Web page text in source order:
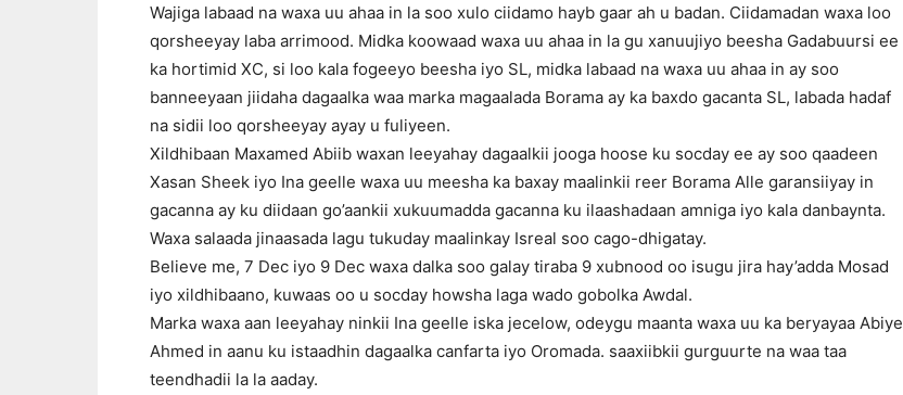
Wajiga labaad na waxa uu ahaa in la soo xulo ciidamo hayb gaar ah u badan. Ciidamadan waxa loo
qorsheeyay laba arrimood. Midka koowaad waxa uu ahaa in la gu xanuujiyo beesha Gadabuursi ee
ka hortimid XC, si loo kala fogeeyo beesha iyo SL, midka labaad na waxa uu ahaa in ay soo
banneeyaan jiidaha dagaalka waa marka magaalada Borama ay ka baxdo gacanta SL, labada hadaf
na sidii loo qorsheeyay ayay u fuliyeen.
Xildhibaan Maxamed Abiib waxan leeyahay dagaalkii jooga hoose ku socday ee ay soo qaadeen
Xasan Sheek iyo Ina geelle waxa uu meesha ka baxay maalinkii reer Borama Alle garansiiyay in
gacanna ay ku diidaan go’aankii xukuumadda gacanna ku ilaashadaan amniga iyo kala danbaynta.
Waxa salaada jinaasada lagu tukuday maalinkay Isreal soo cago-dhigatay.
Believe me, 7 Dec iyo 9 Dec waxa dalka soo galay tiraba 9 xubnood oo isugu jira hay’adda Mosad
iyo xildhibaano, kuwaas oo u socday howsha laga wado gobolka Awdal.
Marka waxa aan leeyahay ninkii Ina geelle iska jecelow, odeygu maanta waxa uu ka beryayaa Abiye
Ahmed in aanu ku istaadhin dagaalka canfarta iyo Oromada. saaxiibkii gurguurte na waa taa
teendhadii la la aaday.